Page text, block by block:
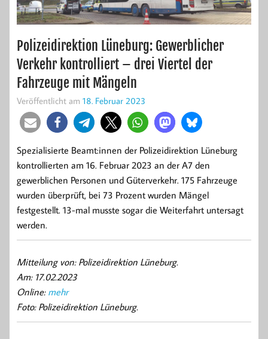
Polizeidirektion Lüneburg: Gewerblicher
Verkehr kontrolliert – drei Viertel der
Fahrzeuge mit Mängeln
Veröffentlicht am 18. Februar 2023
Spezialisierte Beamt:innen der Polizeidirektion Lüneburg
kontrollierten am 16. Februar 2023 an der A7 den
gewerblichen Personen und Güterverkehr. 175 Fahrzeuge
wurden überprüft, bei 73 Prozent wurden Mängel
festgestellt. 13-mal musste sogar die Weiterfahrt untersagt
werden.
Mitteilung von: Polizeidirektion Lüneburg.
Am: 17.02.2023
Online: mehr
Foto: Polizeidirektion Lüneburg.